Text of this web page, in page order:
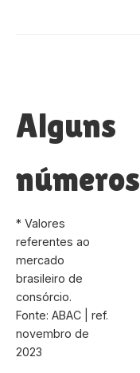
Alguns
números
* Valores
referentes ao
mercado
brasileiro de
consórcio.
Fonte: ABAC | ref.
novembro de
2023